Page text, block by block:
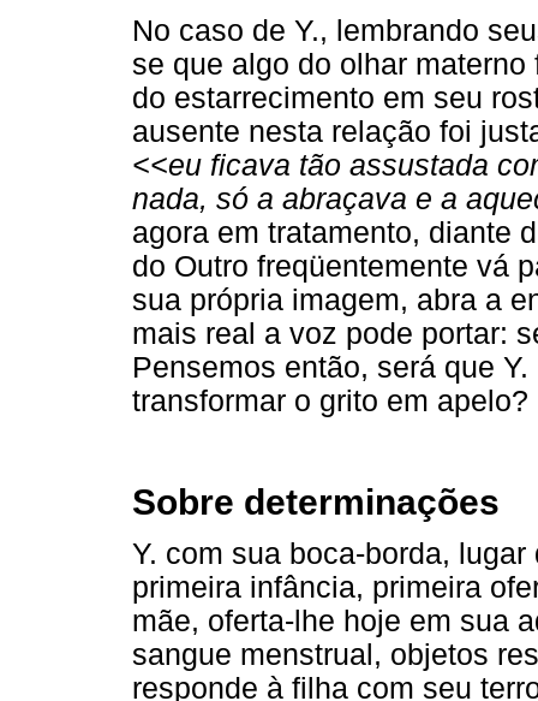
No caso de Y., lembrando
se que algo do olhar
do estarrecimento em seu
ausente nesta relação foi
<<eu ficava tão assustada
nada, só a abraçava e a
agora em tratamento, diante
do Outro freqüentemente vá
sua própria imagem, abra a
mais real a voz pode portar:
Pensemos então, será que
transformar o grito em apelo?
Sobre determinações
Y. com sua boca-borda,
primeira infância, primeira
mãe, oferta-lhe hoje em sua
sangue menstrual, objetos
responde à filha com seu